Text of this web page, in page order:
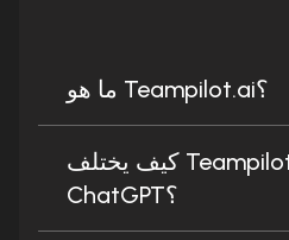
ما هو Teampilot.ai؟
كيف يختلف Teampilot.ai عن
ChatGPT؟